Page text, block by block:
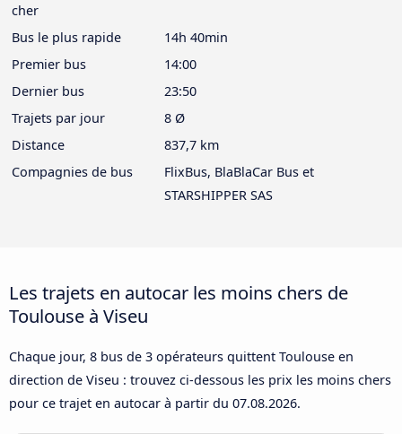
cher
Bus le plus rapide
14h 40min
Premier bus
14:00
Dernier bus
23:50
Trajets par jour
8 Ø
Distance
837,7 km
Compagnies de bus
FlixBus, BlaBlaCar Bus et
STARSHIPPER SAS
Les trajets en autocar les moins chers de
Toulouse à Viseu
Chaque jour, 8 bus de 3 opérateurs quittent Toulouse en
direction de Viseu : trouvez ci-dessous les prix les moins chers
pour ce trajet en autocar à partir du 07.08.2026.